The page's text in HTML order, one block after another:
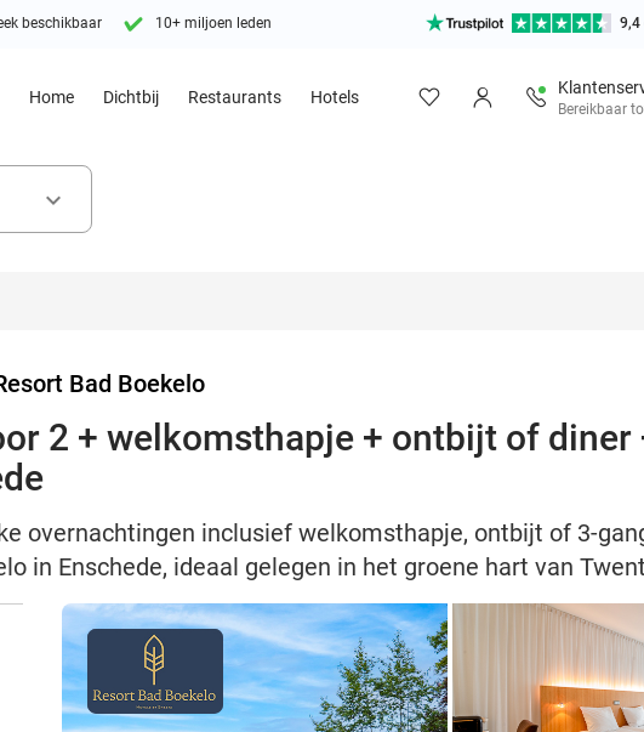
beschikbaar 10+ miljoen leden 9,4
Home Dichtbij Restaurants Hotels
Bereikbaar
keyboard_arrow_down
Bad Boekelo
2 + welkomsthapje + ontbijt of diner
overnachtingen inclusief welkomsthapje, ontbijt of 3-
in Enschede, ideaal gelegen in het groene hart van